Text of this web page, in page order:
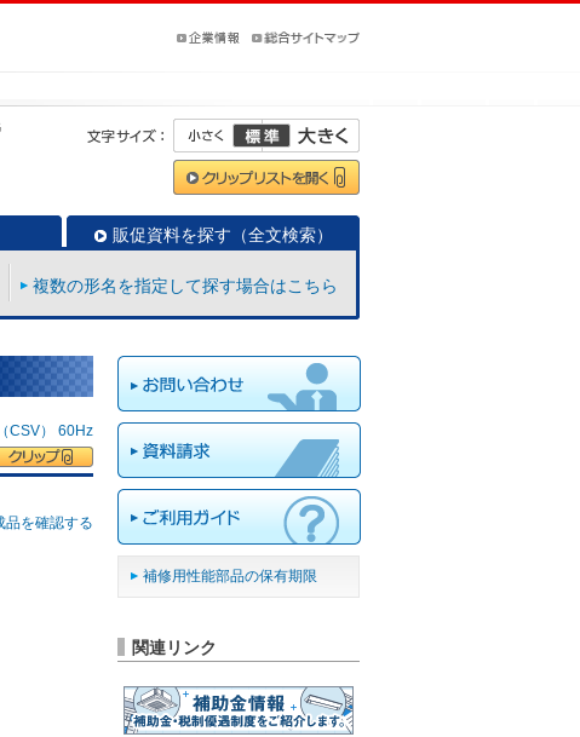
販促資料を探す（全文検索）
複数の形名を指定して探す場合はこちら
CSV） 60Hz
品を確認する
補修用性能部品の保有期限
関連リンク